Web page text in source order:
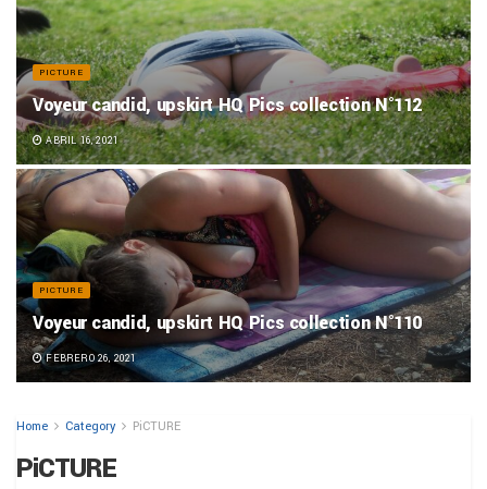
PICTURE
Voyeur candid, upskirt HQ Pics collection N°112
ABRIL 16, 2021
PICTURE
Voyeur candid, upskirt HQ Pics collection N°110
FEBRERO 26, 2021
Home Category PiCTURE
PiCTURE